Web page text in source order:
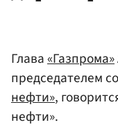
Глава«Газпрома»
председателем
нефти»,
нефти».